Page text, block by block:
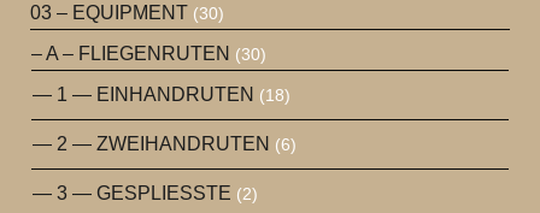
03 – EQUIPMENT (30)
– A – FLIEGENRUTEN (30)
— 1 — EINHANDRUTEN (18)
— 2 — ZWEIHANDRUTEN (6)
— 3 — GESPLIESSTE (2)